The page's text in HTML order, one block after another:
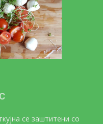
се заштитени со